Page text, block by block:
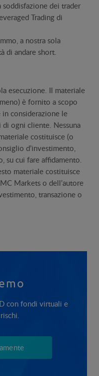
soddisfazione dei trader
Trading di
a nostra sola
di andare short.
esecuzione. Il materiale
è fornito a scopo
considerazione le
ogni cliente. Nessuna
costituisce (o
d’investimento,
su cui fare affidamento.
materiale costituisce
Markets o dell’autore
transazione o
con fondi virtuali e